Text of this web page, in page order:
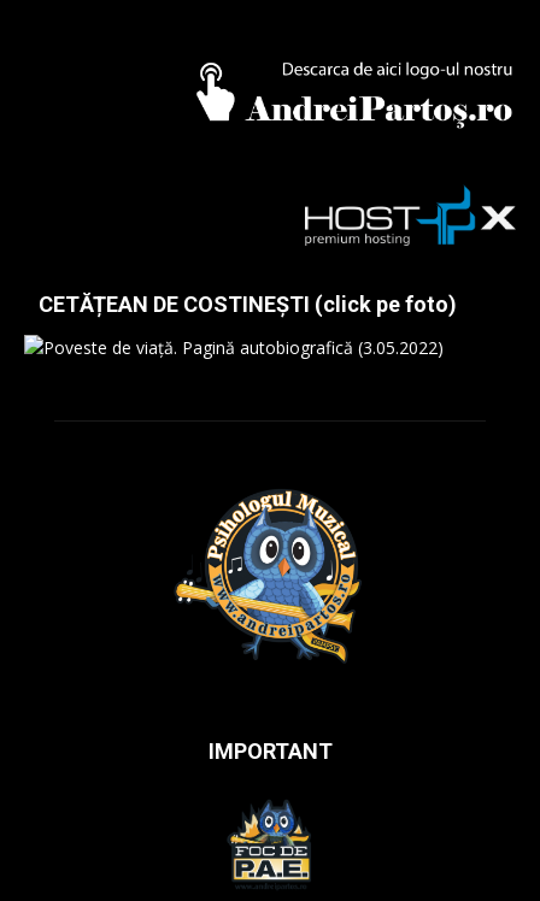
CETĂȚEAN DE COSTINEȘTI (click pe foto)
IMPORTANT